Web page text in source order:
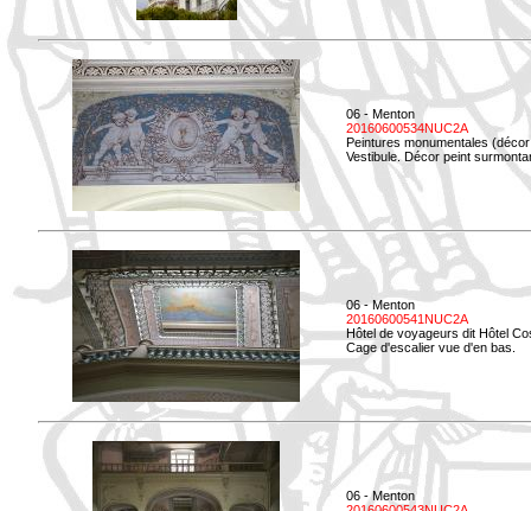
06 - Menton
20160600534NUC2A
Peintures monumentales
Vestibule. Décor peint
06 - Menton
20160600541NUC2A
Hôtel de voyageurs dit Hôtel
Cage d'escalier vue d'en bas.
06 - Menton